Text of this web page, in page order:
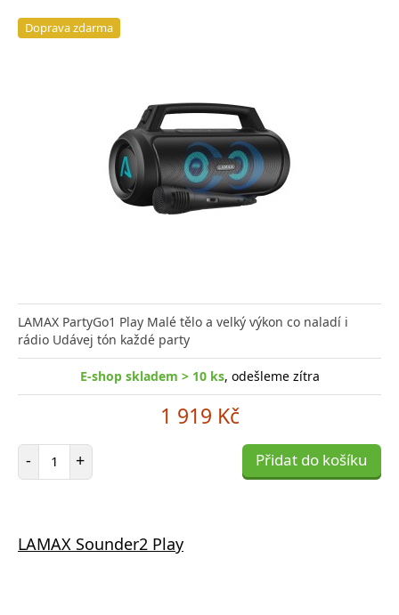
Doprava zdarma
LAMAX PartyGo1 Play Malé tělo a velký výkon co naladí i
rádio Udávej tón každé party
E-shop skladem > 10 ks, odešleme zítra
1 919 Kč
- Počet položek
+ Přidat do košíku
LAMAX Sounder2 Play